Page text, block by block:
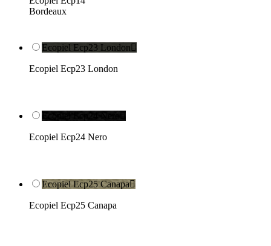
Bordeaux
Ecopiel Ecp23 London
Ecopiel Ecp23 London
Ecopiel Ecp24 Nero
Ecopiel Ecp24 Nero
Ecopiel Ecp25 Canapa
Ecopiel Ecp25 Canapa